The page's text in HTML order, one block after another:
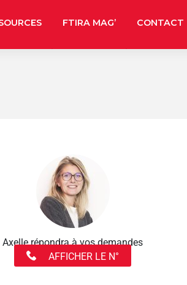
FTIRA MAG’ CONTACT
Axelle répondra à vos demandes
AFFICHER LE N°